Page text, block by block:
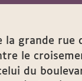
la grande rue
le
du